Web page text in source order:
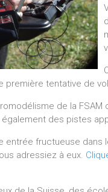
première tentative de
de la
des pistes
entrée fructueuse
adressiez à eux.